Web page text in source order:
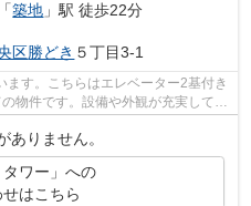
「築地 」駅 徒歩22分
区勝どき ５丁目3-1
す。こちらはエレベーター2基付き
物件です。設備や外観が充実してい
ありません。
タワー」への
はこちら